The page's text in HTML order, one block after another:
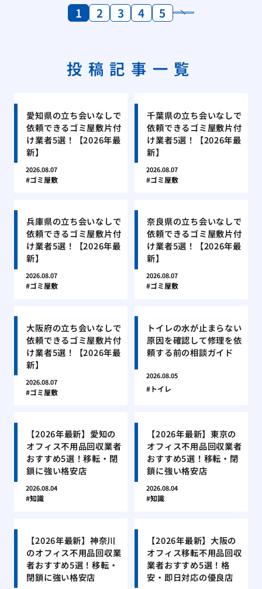
1 2 3 4 5
投稿記事一覧
愛知県の立ち会いなしで
依頼できるゴミ屋敷片付
け業者5選！【2026年最
新】
2026.08.07
ゴミ屋敷
千葉県の立ち会いなしで
依頼できるゴミ屋敷片付
け業者5選！【2026年最
新】
2026.08.07
ゴミ屋敷
兵庫県の立ち会いなしで
依頼できるゴミ屋敷片付
け業者5選！【2026年最
新】
2026.08.07
ゴミ屋敷
奈良県の立ち会いなしで
依頼できるゴミ屋敷片付
け業者5選！【2026年最
新】
2026.08.07
ゴミ屋敷
大阪府の立ち会いなしで
依頼できるゴミ屋敷片付
け業者5選！【2026年最
新】
2026.08.07
ゴミ屋敷
トイレの水が止まらない
原因を確認して修理を依
頼する前の相談ガイド
2026.08.05
トイレ
【2026年最新】愛知の
オフィス不用品回収業者
おすすめ5選！移転・閉
鎖に強い格安店
2026.08.04
知識
【2026年最新】東京の
オフィス不用品回収業者
おすすめ5選！移転・閉
鎖に強い格安店
2026.08.04
知識
【2026年最新】神奈川
のオフィス不用品回収業
者おすすめ5選！移転・
閉鎖に強い格安店
【2026年最新】大阪の
オフィス移転不用品回収
業者おすすめ5選！格
安・即日対応の優良店